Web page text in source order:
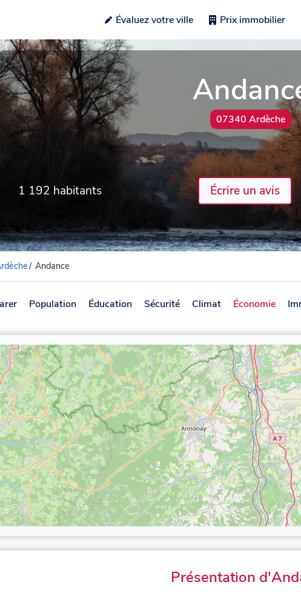
Évaluez votre ville Prix immobilier
07340 Ardèche
1 192 habitants Écrire un avis
/ Andance
Population Éducation Sécurité Climat Économie
Présentation